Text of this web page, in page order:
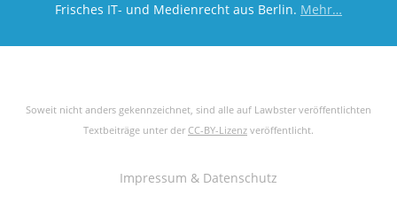
Frisches IT- und Medienrecht aus Berlin. Mehr…
Soweit nicht anders gekennzeichnet, sind alle auf Lawbster veröffentlichten
Textbeiträge unter der CC-BY-Lizenz veröffentlicht.
Impressum & Datenschutz